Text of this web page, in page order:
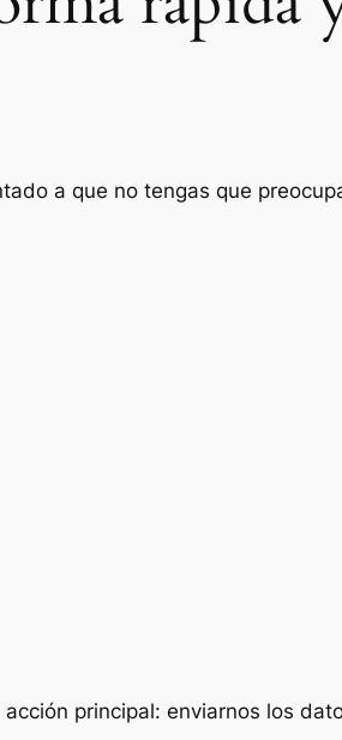
a que no tengas que
principal: enviarnos los